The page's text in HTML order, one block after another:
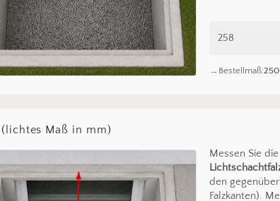
Bestellmaß:
Maß in mm)
Messen Sie die
den
Falzkanten).